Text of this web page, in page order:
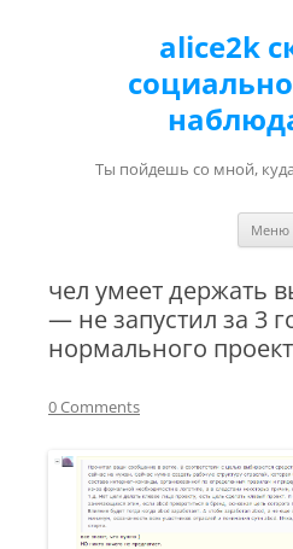
alice2k
Ты пойдешь со мной,
Меню
чел умеет держать
— не запустил за 3
нормального
0 Comments